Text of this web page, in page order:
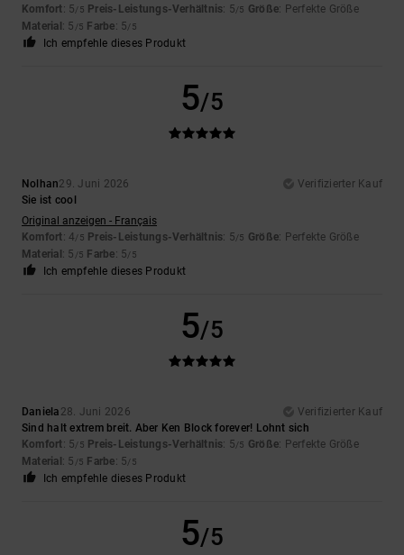
Komfort: 5/5 Preis-Leistungs-Verhältnis: 5/5 Größe: Perfekte Größe
Material: 5 /5 Farbe: 5/5
Ich empfehle dieses Produkt
5/5
Nolhan29. Juni 2026
Verifizierter Kauf
Sie ist cool
Original anzeigen - Français
Komfort: 4/5 Preis-Leistungs-Verhältnis: 5/5 Größe: Perfekte Größe
Material: 5 /5 Farbe: 5/5
Ich empfehle dieses Produkt
5/5
Daniela 28. Juni 2026
Verifizierter Kauf
Sind halt extrem breit. Aber Ken Block forever! Lohnt sich
Komfort: 5/5 Preis-Leistungs-Verhältnis: 5/5 Größe: Perfekte Größe
Material: 5 /5 Farbe: 5/5
Ich empfehle dieses Produkt
5/5